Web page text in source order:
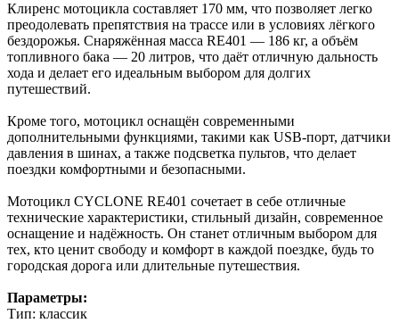
Клиренс мотоцикла составляет 170 мм, что позволяет легко
преодолевать препятствия на трассе или в условиях лёгкого
бездорожья. Снаряжённая масса RE401 — 186 кг, а объём
топливного бака — 20 литров, что даёт отличную дальность
хода и делает его идеальным выбором для долгих
путешествий.
Кроме того, мотоцикл оснащён современными
дополнительными функциями, такими как USB-порт, датчики
давления в шинах, а также подсветка пультов, что делает
поездки комфортными и безопасными.
Мотоцикл CYCLONE RE401 сочетает в себе отличные
технические характеристики, стильный дизайн, современное
оснащение и надёжность. Он станет отличным выбором для
тех, кто ценит свободу и комфорт в каждой поездке, будь то
городская дорога или длительные путешествия.
Параметры:
Тип: классик